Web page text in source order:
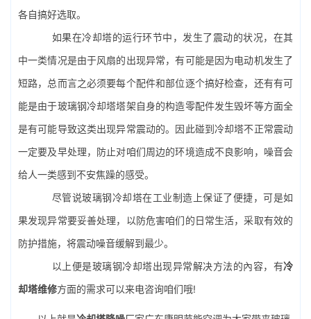
各自搞好选取。
如果在冷却塔的运行环节中，发生了震动的状况，在其
中一类情况是由于风扇的出现异常，有可能是因为电动机发生了
短路，总而言之必须要每个配件和部位逐个搞好检查，还有有可
能是由于玻璃钢冷却塔塔架自身的构造零配件发生毁坏等方面全
是有可能导致这类出现异常震动的。因此碰到冷却塔不正常震动
一定要及早处理，防止对咱们周边的环境造成不良影响，噪音会
给人一类感到不安焦躁的感受。
尽管说玻璃钢冷却塔在工业制造上保证了便捷，可是如
果发现异常要妥善处理，以防危害咱们的日常生活，采取有效的
防护措施，将震动噪音缓解到最少。
以上便是玻璃钢冷却塔出现异常解决方法的內容，有冷
却塔维修方面的需求可以来电咨询咱们哦!